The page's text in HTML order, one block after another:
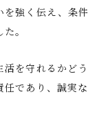
を強く伝え、条件
。
を守れるかどう
任であり、誠実な